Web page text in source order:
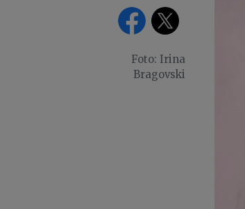
Foto: Irina
Bragovski